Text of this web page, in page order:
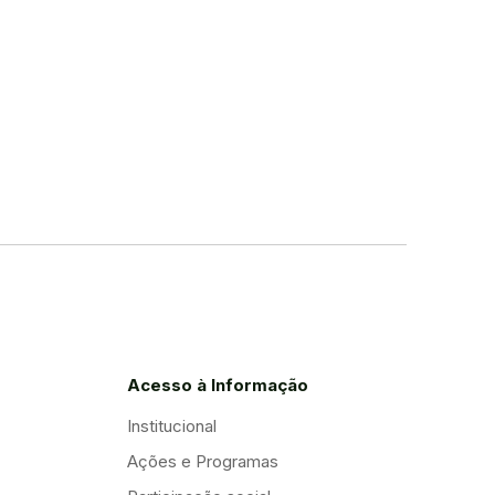
Acesso à Informação
Institucional
Ações e Programas